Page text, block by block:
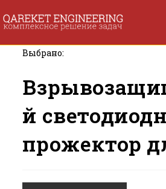
к
Выбрано:
й
прожектор